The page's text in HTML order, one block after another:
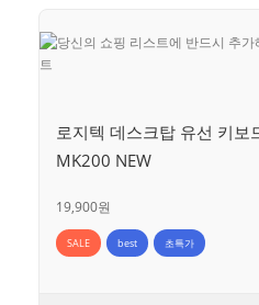
로지텍 데스크탑 유선 키보
MK200 NEW
19,900원
SALE best 초특가